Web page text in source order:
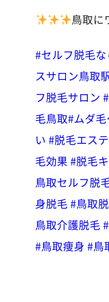
鳥取に
#セルフ脱毛
スサロン鳥取
フ脱毛サロン
毛鳥取#ムダ毛
い #脱毛エステ
毛効果 #脱毛
鳥取セルフ脱
身脱毛 #鳥取
鳥取介護脱毛
#鳥取痩身 #鳥